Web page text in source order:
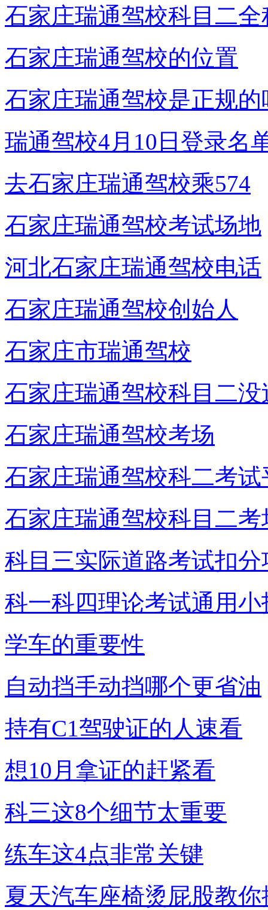
石家庄瑞通驾校科目二全
石家庄瑞通驾校的位置
石家庄瑞通驾校是正规的
瑞通驾校4月10日登录名
去石家庄瑞通驾校乘574
石家庄瑞通驾校考试场地
河北石家庄瑞通驾校电话
石家庄瑞通驾校创始人
石家庄市瑞通驾校
石家庄瑞通驾校科目二
石家庄瑞通驾校考场
石家庄瑞通驾校科二考试
石家庄瑞通驾校科目二考
科目三实际道路考试扣
科一科四理论考试通用小
学车的重要性
自动挡手动挡哪个更省油
持有C1驾驶证的人速看
想10月拿证的赶紧看
科三这8个细节太重要
练车这4点非常关键
夏天汽车座椅烫屁股教你